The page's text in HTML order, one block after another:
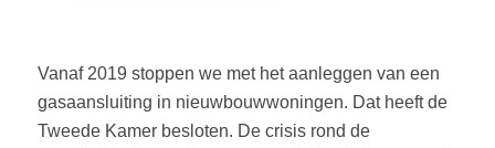
Vanaf 2019 stoppen we met het aanleggen van een
gasaansluiting in nieuwbouwwoningen. Dat heeft de
Tweede Kamer besloten. De crisis rond de